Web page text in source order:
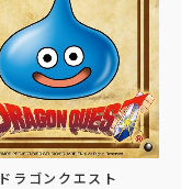
ドラゴンクエスト